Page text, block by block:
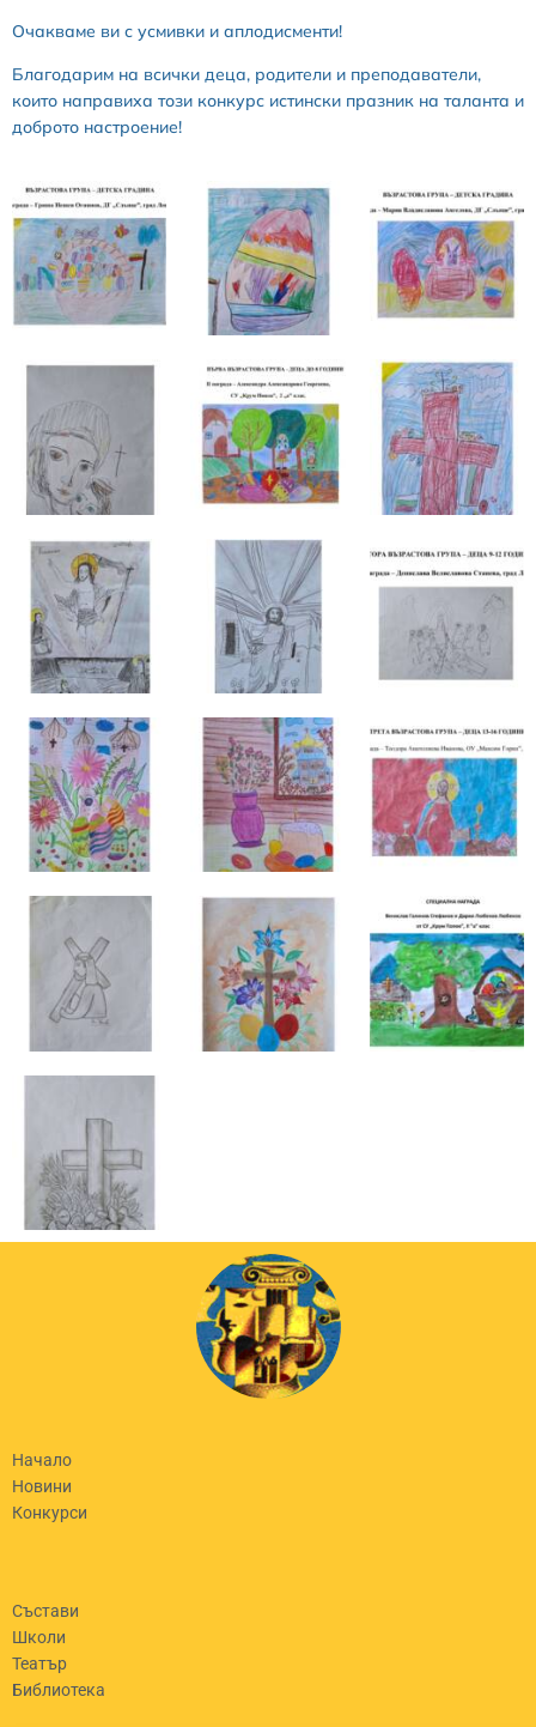
Очакваме ви с усмивки и аплодисменти!
Благодарим на всички деца, родители и преподаватели,
които направиха този конкурс истински празник на таланта и
доброто настроение!
Начало
Новини
Конкурси
Състави
Школи
Театър
Библиотека